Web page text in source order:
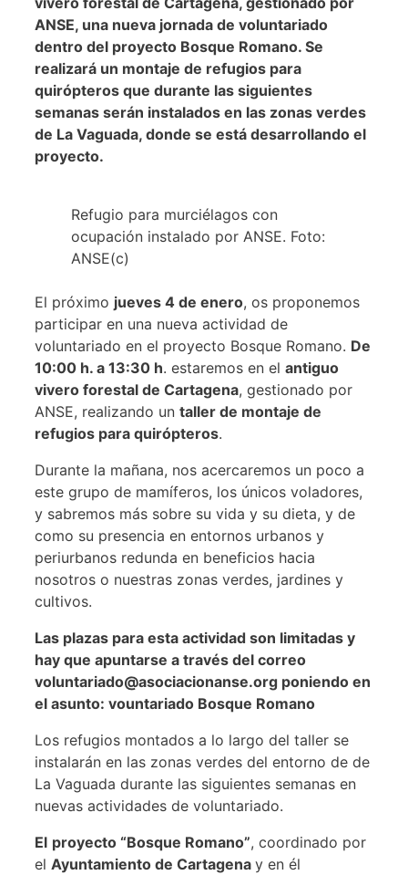
ANSE, una nueva jornada de voluntariado
dentro del proyecto Bosque Romano. Se
realizará un montaje de refugios para
quirópteros que durante las siguientes
semanas serán instalados en las zonas verdes
de La Vaguada, donde se está desarrollando el
proyecto.
Refugio para murciélagos con
ocupación instalado por ANSE. Foto:
ANSE(c)
El próximo jueves 4 de enero, os proponemos
participar en una nueva actividad de
voluntariado en el proyecto Bosque Romano. De
10:00 h. a 13:30 h. estaremos en el antiguo
vivero forestal de Cartagena, gestionado por
ANSE, realizando un taller de montaje de
refugios para quirópteros.
Durante la mañana, nos acercaremos un poco a
este grupo de mamíferos, los únicos voladores,
y sabremos más sobre su vida y su dieta, y de
como su presencia en entornos urbanos y
periurbanos redunda en beneficios hacia
nosotros o nuestras zonas verdes, jardines y
cultivos.
Las plazas para esta actividad son limitadas y
hay que apuntarse a través del correo
voluntariado@asociacionanse.org poniendo en
el asunto: vountariado Bosque Romano
Los refugios montados a lo largo del taller se
instalarán en las zonas verdes del entorno de de
La Vaguada durante las siguientes semanas en
nuevas actividades de voluntariado.
El proyecto “Bosque Romano”, coordinado por
el Ayuntamiento de Cartagena y en él